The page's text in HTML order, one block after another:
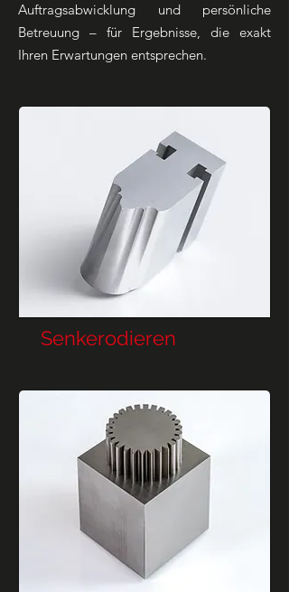
Auftragsabwicklung und persönliche
Betreuung – für Ergebnisse, die exakt
Ihren Erwartungen entsprechen.
Senkerodieren